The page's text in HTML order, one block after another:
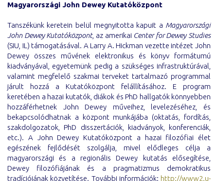
Magyarországi John Dewey Kutatóközpont
Tanszékünk keretein belül megnyitotta kapuit a Magyarországi
John Dewey Kutatóközpont, az amerikai Center for Dewey Studies
(SIU, IL) támogatásával. A Larry A. Hickman vezette intézet John
Dewey összes művének elektronikus és könyv formátumú
kiadványával, egyetemünk pedig a szükséges infrastruktúrával,
valamint megfelelő szakmai terveket tartalmazó programmal
járult hozzá a Kutatóközpont felállításához. E program
keretében a hazai kutatók, diákok és PhD hallgatók könnyebben
hozzáférhetnek John Dewey műveihez, levelezéséhez, és
bekapcsolódhatnak a központ munkájába (oktatás, fordítás,
szakdolgozatok, PhD disszertációk, kiadványok, konferenciák,
etc.). A John Dewey Kutatóközpont a hazai filozófiai élet
egészének fejlődését szolgálja, mivel elődleges célja a
magyarországi és a regionális Dewey kutatás elősegítése,
Dewey filozófiájának és a pragmatizmus demokratikus
tradíciójának közvetítése. További információk: http://www2.u-